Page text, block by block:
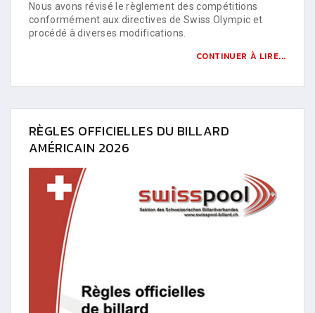
Nous avons révisé le règlement des compétitions
conformément aux directives de Swiss Olympic et
procédé à diverses modifications.
CONTINUER À LIRE...
RÈGLES OFFICIELLES DU BILLARD
AMÉRICAIN 2026